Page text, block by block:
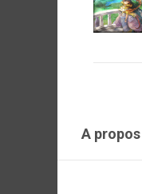
A